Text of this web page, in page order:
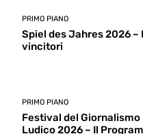
PRIMO PIANO
Spiel des Jahres 2026 – I
vincitori
PRIMO PIANO
Festival del Giornalismo
Ludico 2026 – Il